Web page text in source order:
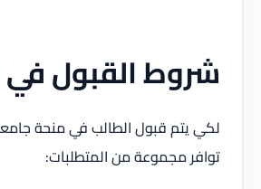
شروط القبول في
لكي يتم قبول الطالب في منحة
توافر مجموعة من المتطلبات: